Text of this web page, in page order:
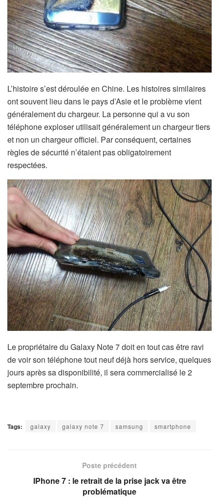
L’histoire s’est déroulée en Chine. Les histoires similaires
ont souvent lieu dans le pays d’Asie et le problème vient
généralement du chargeur. La personne qui a vu son
téléphone exploser utilisait généralement un chargeur tiers
et non un chargeur officiel. Par conséquent, certaines
règles de sécurité n’étaient pas obligatoirement
respectées.
Le propriétaire du Galaxy Note 7 doit en tout cas être ravi
de voir son téléphone tout neuf déjà hors service, quelques
jours après sa disponibilité, il sera commercialisé le 2
septembre prochain.
Tags: galaxy galaxy note 7 samsung smartphone
Poste précédent
IPhone 7 : le retrait de la prise jack va être
problématique